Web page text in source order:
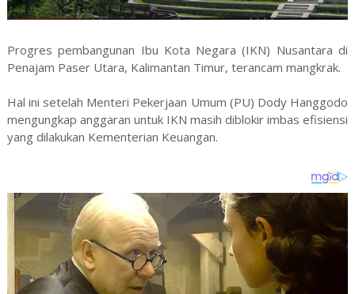
Progres pembangunan Ibu Kota Negara (IKN) Nusantara di
Penajam Paser Utara, Kalimantan Timur, terancam mangkrak.
Hal ini setelah Menteri Pekerjaan Umum (PU) Dody Hanggodo
mengungkap anggaran untuk IKN masih diblokir imbas efisiensi
yang dilakukan Kementerian Keuangan.